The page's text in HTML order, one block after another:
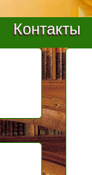
Контакты